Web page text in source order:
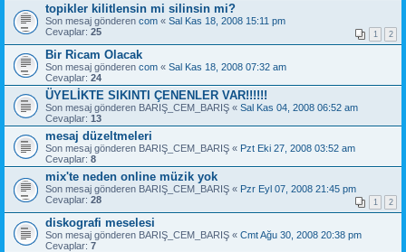
topikler kilitlensin mi silinsin mi?
Son mesaj gönderen com « Sal Kas 18, 2008 15:11 pm
Cevaplar: 25 1 2
Bir Ricam Olacak
Son mesaj gönderen com « Sal Kas 18, 2008 07:32 am
Cevaplar: 24
ÜYELİKTE SIKINTI ÇENENLER VAR!!!!!!
Son mesaj gönderen BARIŞ_CEM_BARIŞ « Sal Kas 04, 2008 06:52 am
Cevaplar: 13
mesaj düzeltmeleri
Son mesaj gönderen BARIŞ_CEM_BARIŞ « Pzt Eki 27, 2008 03:52 am
Cevaplar: 8
mix'te neden online müzik yok
Son mesaj gönderen BARIŞ_CEM_BARIŞ « Pzr Eyl 07, 2008 21:45 pm
Cevaplar: 28 1 2
diskografi meselesi
Son mesaj gönderen BARIŞ_CEM_BARIŞ « Cmt Ağu 30, 2008 20:38 pm
Cevaplar: 7